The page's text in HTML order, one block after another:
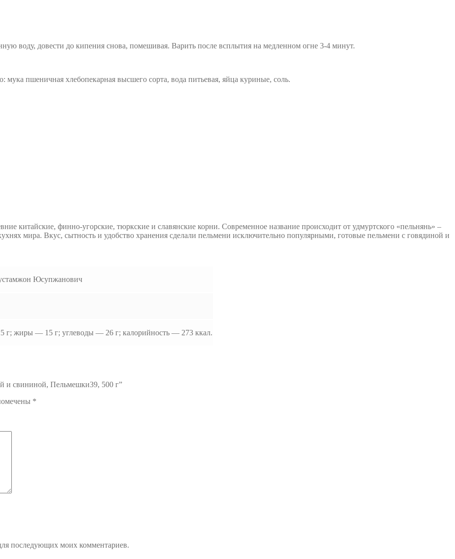
воду, довести до кипения снова, помешивая. Варить после всплытия на медленном огне 3-4 минут.
пшеничная хлебопекарная высшего сорта, вода питьевая, яйца куриные, соль.
китайские, финно-угорские, тюркские и славянские корни. Современное название происходит от удмуртского «пельнянь» –
мира. Вкус, сытность и удобство хранения сделали пельмени исключительно популярными, готовые пельмени с говядиной и
Юсупжанович
г; жиры — 15 г; углеводы — 26 г; калорийность — 273 ккал.
и свининой, Пельмешки39, 500 г”
*
последующих моих комментариев.